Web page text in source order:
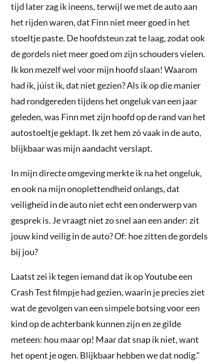
tijd later zag ik ineens, terwijl we met de auto aan
het rijden waren, dat Finn niet meer goed in het
stoeltje paste. De hoofdsteun zat te laag, zodat ook
de gordels niet meer goed om zijn schouders vielen.
Ik kon mezelf wel voor mijn hoofd slaan! Waarom
had ik, júist ik, dat niet gezien? Als ik op die manier
had rondgereden tijdens het ongeluk van een jaar
geleden, was Finn met zijn hoofd op de rand van het
autostoeltje geklapt. Ik zet hem zó vaak in de auto,
blijkbaar was mijn aandacht verslapt.
In mijn directe omgeving merkte ik na het ongeluk,
en ook na mijn onoplettendheid onlangs, dat
veiligheid in de auto niet echt een onderwerp van
gesprek is. Je vraagt niet zo snel aan een ander: zit
jouw kind veilig in de auto? Of: hoe zitten de gordels
bij jou?
Laatst zei ik tegen iemand dat ik op Youtube een
Crash Test filmpje had gezien, waarin je precies ziet
wat de gevolgen van een simpele botsing voor een
kind op de achterbank kunnen zijn en ze gilde
meteen: hou maar op! Maar dat snap ik niet, want
het opent je ogen. Blijkbaar hebben we dat nodig.”